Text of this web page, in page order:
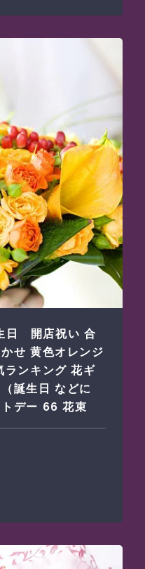
開店祝い 合
せ 黄色オレンジ
ランキング 花ギ
誕生日 などに
デー 66 花束